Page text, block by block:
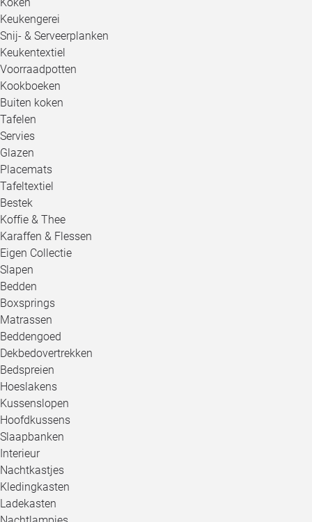
Keukengerei
Snij- & Serveerplanken
Keukentextiel
Voorraadpotten
Kookboeken
Buiten koken
Tafelen
Servies
Glazen
Placemats
Tafeltextiel
Bestek
Koffie & Thee
Karaffen & Flessen
Eigen Collectie
Slapen
Bedden
Boxsprings
Matrassen
Beddengoed
Dekbedovertrekken
Bedspreien
Hoeslakens
Kussenslopen
Hoofdkussens
Slaapbanken
Interieur
Nachtkastjes
Kledingkasten
Ladekasten